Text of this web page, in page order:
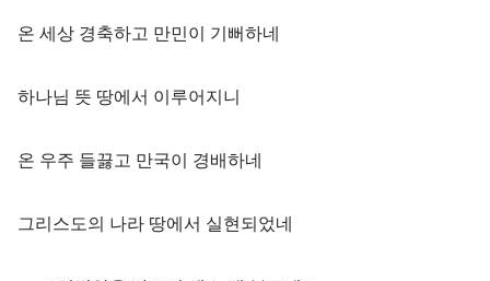
온 세상 경축하고 만민이 기뻐하네
하나님 뜻 땅에서 이루어지니
온 우주 들끓고 만국이 경배하네
그리스도의 나라 땅에서 실현되었네